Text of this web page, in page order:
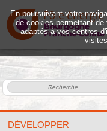
DÉVELOPPER
En poursuivant votre
de cookies permettant
adaptés à vos centres